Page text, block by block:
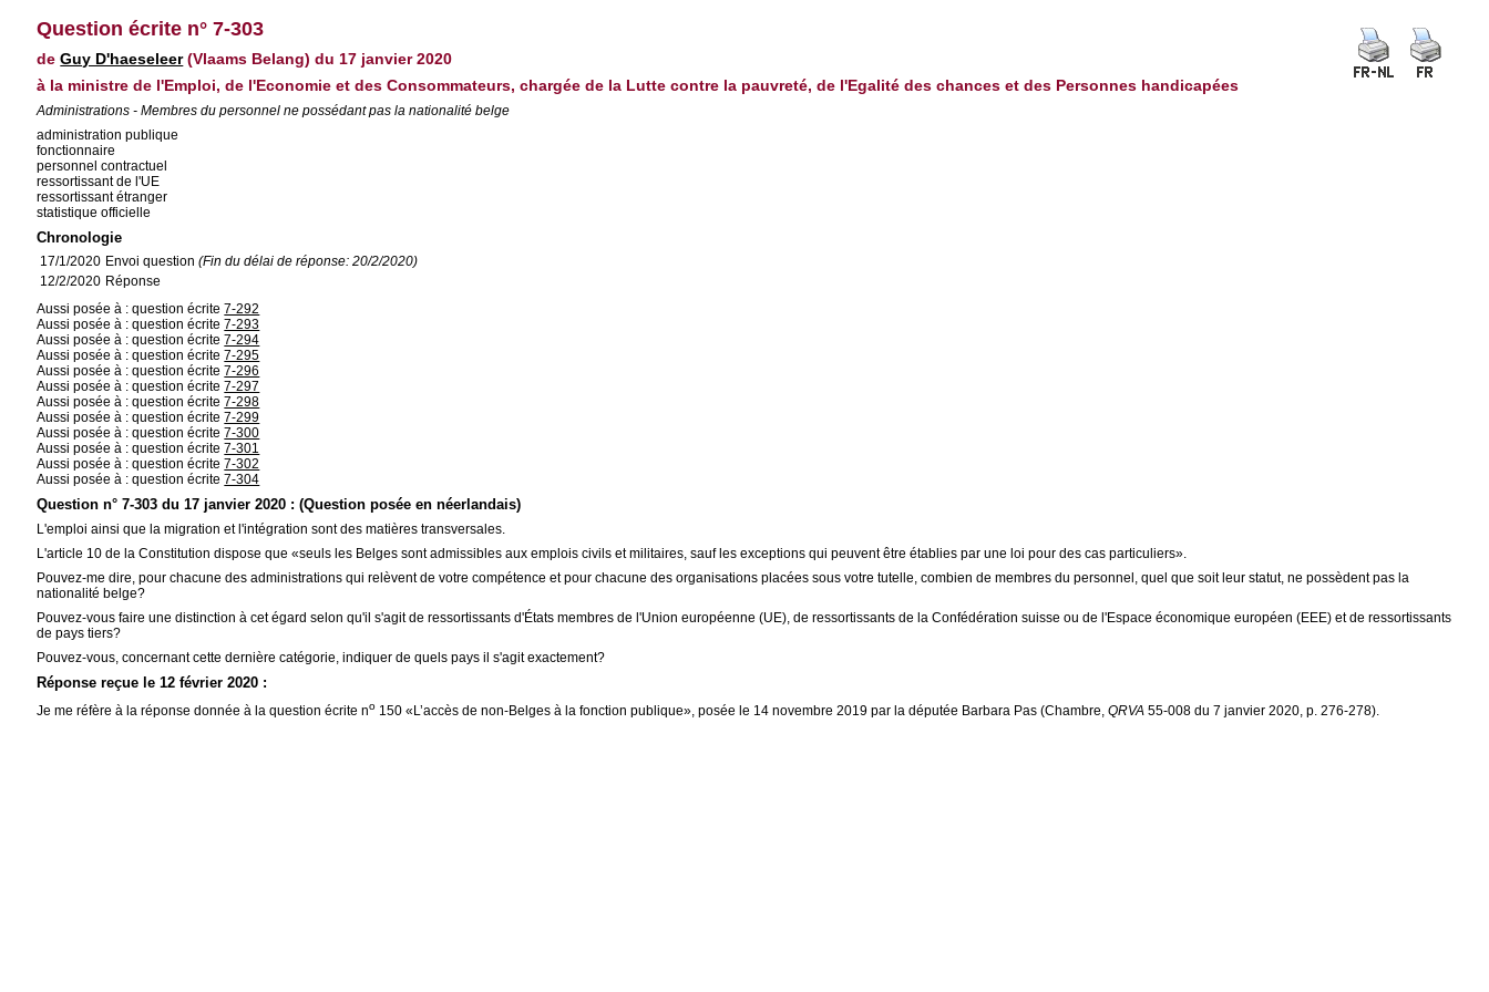
Question écrite n° 7-303
deGuy D'haeseleer(Vlaams Belang) du 17 janvier 2020
à la ministre de l'Emploi, de l'Economie et des Consommateurs, chargée de la Lutte contre la pauvreté, de l'Egalité des chances et des Personnes handicapées
Administrations - Membres du personnel ne possédant pas la nationalité belge
administration publique
fonctionnaire
personnel contractuel
ressortissant de l'UE
ressortissant étranger
statistique officielle
Chronologie
17/1/2020 Envoi question(Fin du délai de réponse: 20/2/2020)
12/2/2020 Réponse
Aussi posée à : question écrite7-292
Aussi posée à : question écrite7-293
Aussi posée à : question écrite7-294
Aussi posée à : question écrite7-295
Aussi posée à : question écrite7-296
Aussi posée à : question écrite7-297
Aussi posée à : question écrite7-298
Aussi posée à : question écrite7-299
Aussi posée à : question écrite7-300
Aussi posée à : question écrite7-301
Aussi posée à : question écrite7-302
Aussi posée à : question écrite7-304
Question n° 7-303 du 17 janvier 2020 : (Question posée en néerlandais)
L'emploi ainsi que la migration et l'intégration sont des matières transversales.
L'article 10 de la Constitution dispose que «seuls les Belges sont admissibles aux emplois civils et militaires, sauf les exceptions qui peuvent être établies par une loi pour des cas particuliers».
Pouvez-me dire, pour chacune des administrations qui relèvent de votre compétence et pour chacune des organisations placées sous votre tutelle, combien de membres du personnel, quel que soit leur statut, ne possèdent pas la
nationalité belge?
Pouvez-vous faire une distinction à cet égard selon qu'il s'agit de ressortissants d'États membres de l'Union européenne (UE), de ressortissants de la Confédération suisse ou de l'Espace économique européen (EEE) et de ressortissants
de pays tiers?
Pouvez-vous, concernant cette dernière catégorie, indiquer de quels pays il s'agit exactement?
Réponse reçue le 12 février 2020 :
Je me réfère à la réponse donnée à la question écrite no 150 «L’accès de non-Belges à la fonction publique», posée le 14 novembre 2019 par la députée Barbara Pas (Chambre,QRVA 55-008 du 7 janvier 2020, p. 276-278).